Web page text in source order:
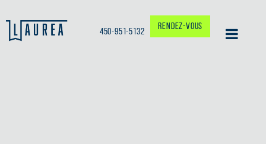
RENDEZ-VOUS
450-951-5132